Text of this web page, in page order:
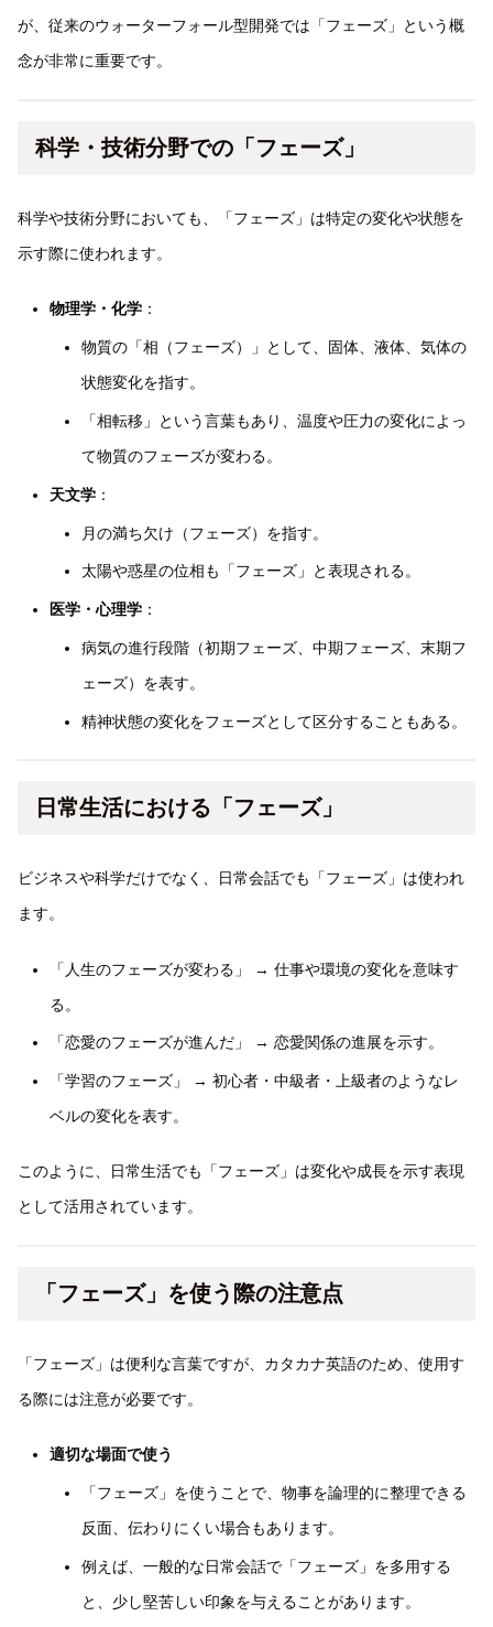
が、従来のウォーターフォール型開発では「フェーズ」という概
念が非常に重要です。
科学・技術分野での「フェーズ」
科学や技術分野においても、「フェーズ」は特定の変化や状態を
示す際に使われます。
物理学・化学：
物質の「相（フェーズ）」として、固体、液体、気体の
状態変化を指す。
「相転移」という言葉もあり、温度や圧力の変化によっ
て物質のフェーズが変わる。
天文学：
月の満ち欠け（フェーズ）を指す。
太陽や惑星の位相も「フェーズ」と表現される。
医学・心理学：
病気の進行段階（初期フェーズ、中期フェーズ、末期フ
ェーズ）を表す。
精神状態の変化をフェーズとして区分することもある。
日常生活における「フェーズ」
ビジネスや科学だけでなく、日常会話でも「フェーズ」は使われ
ます。
「人生のフェーズが変わる」 → 仕事や環境の変化を意味す
る。
「恋愛のフェーズが進んだ」 → 恋愛関係の進展を示す。
「学習のフェーズ」 → 初心者・中級者・上級者のようなレ
ベルの変化を表す。
このように、日常生活でも「フェーズ」は変化や成長を示す表現
として活用されています。
「フェーズ」を使う際の注意点
「フェーズ」は便利な言葉ですが、カタカナ英語のため、使用す
る際には注意が必要です。
適切な場面で使う
「フェーズ」を使うことで、物事を論理的に整理できる
反面、伝わりにくい場合もあります。
例えば、一般的な日常会話で「フェーズ」を多用する
と、少し堅苦しい印象を与えることがあります。